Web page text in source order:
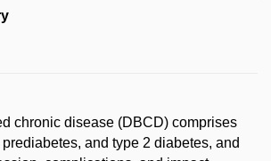
chronic disease (DBCD) comprises
and type 2 diabetes, and